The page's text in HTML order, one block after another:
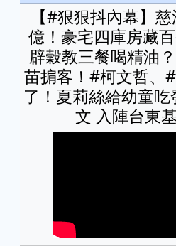
【#狠狠抖內幕】
億！豪宅四庫房藏
辟穀教三餐喝精油
苗掮客！#柯文哲、
了！夏莉絲給幼童
文 入陣台東